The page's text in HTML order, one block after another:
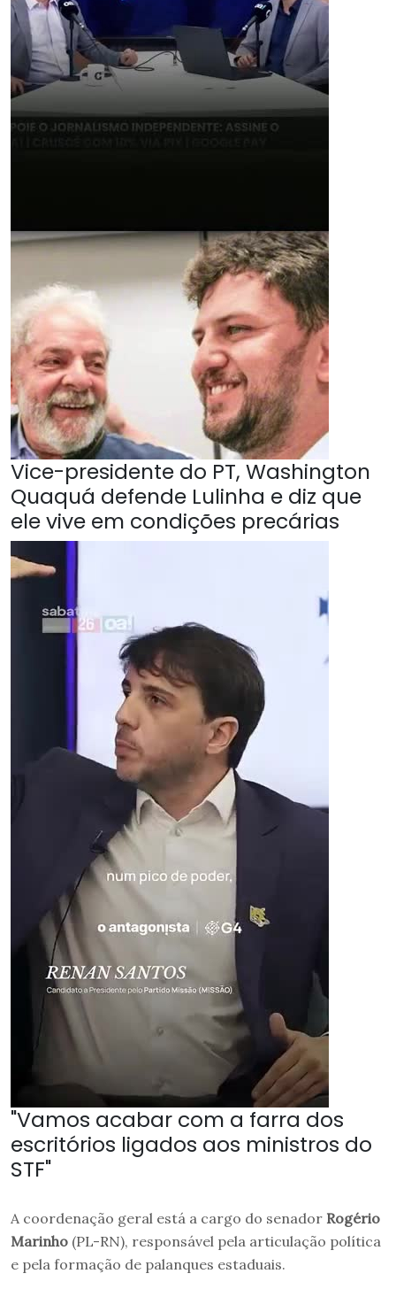
Vice-presidente do PT, Washington
Quaquá defende Lulinha e diz que
ele vive em condições precárias
"Vamos acabar com a farra dos
escritórios ligados aos ministros do
STF"
A coordenação geral está a cargo do senador Rogério
Marinho (PL-RN), responsável pela articulação política
e pela formação de palanques estaduais.